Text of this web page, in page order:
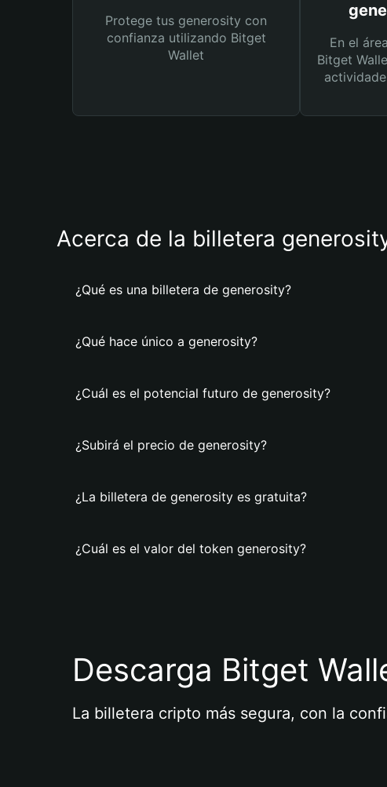
Protege tus generosity con
confianza utilizando Bitget
Wallet
En el
Bitget
Acerca de la billetera
¿Qué es una billetera de generosity?
¿Qué hace único a generosity?
¿Cuál es el potencial futuro de generosity?
¿Subirá el precio de generosity?
¿La billetera de generosity es gratuita?
¿Cuál es el valor del token generosity?
Descarga Bitget
La billetera cripto más segura, con la